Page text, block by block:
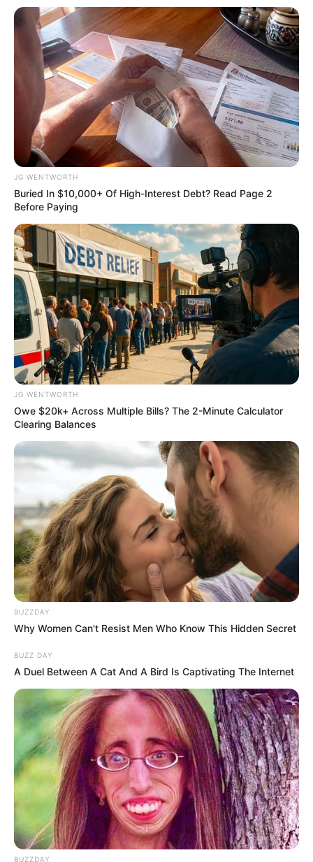
Men 45+ Are Trying This To Perform Better
DNA Analysis Revealed The Sick Truth About Ancient
Vikings
BRAINBERRIES
A Museum To Rihanna's Glory Could Soon Be
Opened
BRAINBERRIES
15 Things You Do Everyday That The Bible Forbids:
Are You Guilty?
BRAINBERRIES
JG WENTWORTH
Buried In $10,000+ Of High-Interest Debt? Read Page 2
Before Paying
JG WENTWORTH
Owe $20k+ Across Multiple Bills? The 2-Minute Calculator
Clearing Balances
BUZZDAY
Why Women Can't Resist Men Who Know This Hidden Secret
BUZZ DAY
A Duel Between A Cat And A Bird Is Captivating The Internet
BUZZDAY